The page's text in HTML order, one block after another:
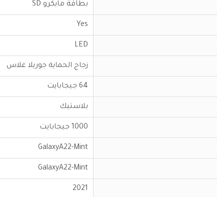
بطاقة مايكرو SD
Yes
LED
زجاج الحماية جوريلا غلاس
64 جيجابايت
بلاستيك
1000 جيجابايت
GalaxyA22-Mint
GalaxyA22-Mint
2021